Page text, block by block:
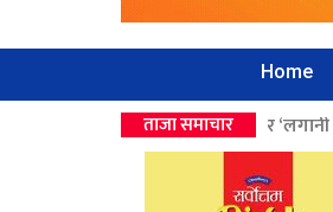
Home
ताजा समाचार
उपहार ‘लगानी बोर्डको सीईओ’ >>